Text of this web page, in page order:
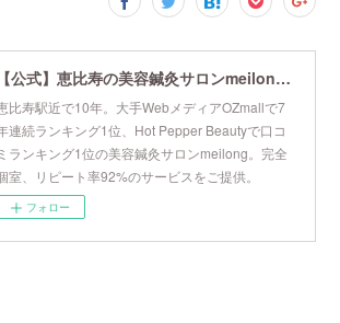
【公式】恵比寿の美容鍼灸サロンmeilong｜ツボを押さえた針・お灸の治療で美容と健康を叶えます
比寿駅近で10年。大手WebメディアOZmallで7
連続ランキング1位、Hot Pepper Beautyで口コ
ミランキング1位の美容鍼灸サロンmeilong。完全
室、リピート率92%のサービスをご提供。
フォロー